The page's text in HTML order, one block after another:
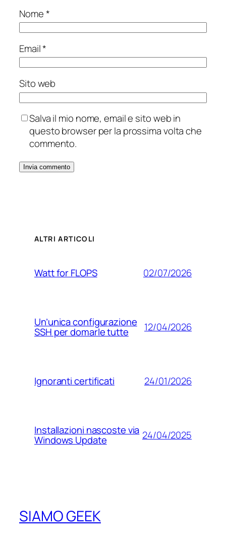
Nome*
Email*
Sito web
Salva il mio nome, email e sito web in
questo browser per la prossima volta che
commento.
ALTRI ARTICOLI
Watt for FLOPS 02/07/2026
Un’unica configurazione
SSH per domarle tutte 12/04/2026
Ignoranti certificati 24/01/2026
Installazioni nascoste via
Windows Update 24/04/2025
SIAMO GEEK